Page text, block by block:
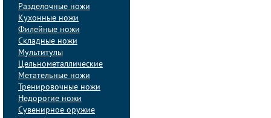
Разделочные ножи
Кухонные ножи
Филейные ножи
Складные ножи
Мультитулы
Цельнометаллические
Метательные ножи
Тренировочные ножи
Недорогие ножи
Сувенирное оружие